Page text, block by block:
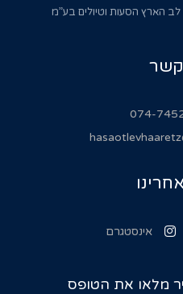
הארץ הסעות וטיולים בע”מ
קשר
074-
אינסטגרם
מלאו את הטופס